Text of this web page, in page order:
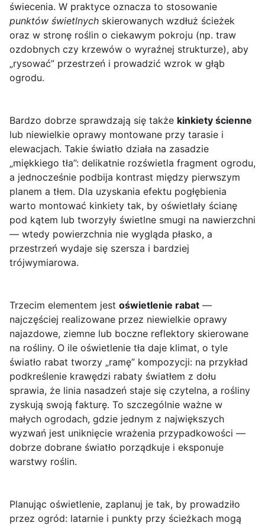
świecenia. W praktyce oznacza to stosowanie
punktów świetlnych skierowanych wzdłuż ścieżek
oraz w stronę roślin o ciekawym pokroju (np. traw
ozdobnych czy krzewów o wyraźnej strukturze), aby
„rysować” przestrzeń i prowadzić wzrok w głąb
ogrodu.
Bardzo dobrze sprawdzają się także kinkiety ścienne
lub niewielkie oprawy montowane przy tarasie i
elewacjach. Takie światło działa na zasadzie
„miękkiego tła”: delikatnie rozświetla fragment ogrodu,
a jednocześnie podbija kontrast między pierwszym
planem a tłem. Dla uzyskania efektu pogłębienia
warto montować kinkiety tak, by oświetlały ścianę
pod kątem lub tworzyły świetlne smugi na nawierzchni
— wtedy powierzchnia nie wygląda płasko, a
przestrzeń wydaje się szersza i bardziej
trójwymiarowa.
Trzecim elementem jest oświetlenie rabat —
najczęściej realizowane przez niewielkie oprawy
najazdowe, ziemne lub boczne reflektory skierowane
na rośliny. O ile oświetlenie tła daje klimat, o tyle
światło rabat tworzy „ramę” kompozycji: na przykład
podkreślenie krawędzi rabaty światłem z dołu
sprawia, że linia nasadzeń staje się czytelna, a rośliny
zyskują swoją fakturę. To szczególnie ważne w
małych ogrodach, gdzie jednym z największych
wyzwań jest uniknięcie wrażenia przypadkowości —
dobrze dobrane światło porządkuje i eksponuje
warstwy roślin.
Planując oświetlenie, zaplanuj je tak, by prowadziło
przez ogród: latarnie i punkty przy ścieżkach mogą